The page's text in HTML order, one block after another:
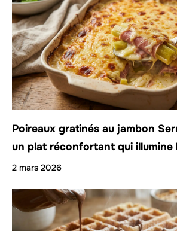
Poireaux gratinés au jambon
un plat réconfortant qui illumine
2 mars 2026